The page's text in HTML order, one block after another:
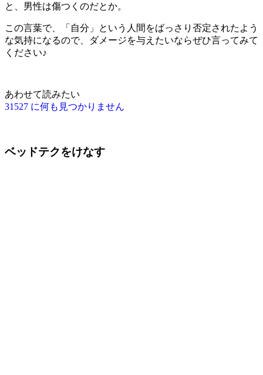
と、男性は傷つくのだとか。
この言葉で、「自分」という人間をばっさり否定されたよう
な気持になるので、ダメージを与えたいならぜひ言ってみて
ください♪
あわせて読みたい
31527 に何も見つかりません
ベッドテクをけなす